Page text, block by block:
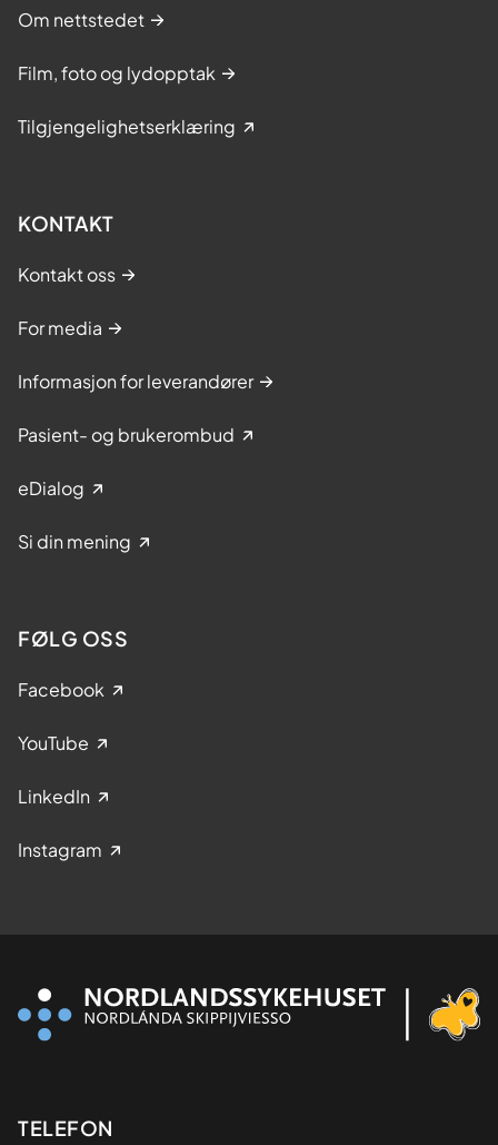
Om nettstedet
Film, foto og lydopptak
Tilgjengelighetserklæring
KONTAKT
Kontakt oss
For media
Informasjon for leverandører
Pasient- og brukerombud
eDialog
Si din mening
FØLG OSS
Facebook
YouTube
LinkedIn
Instagram
Kontaktinformasjon
TELEFON